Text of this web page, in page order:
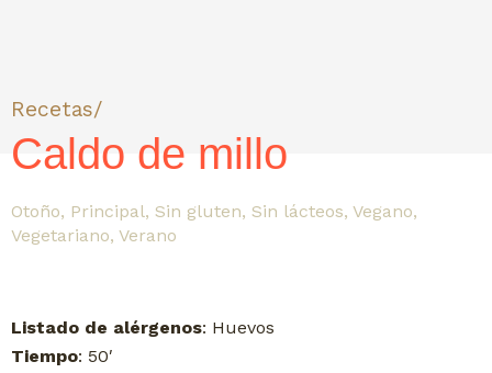
Recetas/
Caldo de millo
Otoño, Principal, Sin gluten, Sin lácteos, Vegano,
Vegetariano, Verano
Listado de alérgenos: Huevos
Tiempo: 50′